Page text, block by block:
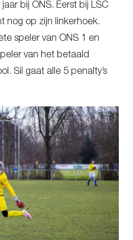
bij ONS. Eerst bij LSC
nog op zijn linkerhoek.
speler van ONS 1 en
van het betaald
Sil gaat alle 5 penalty’s